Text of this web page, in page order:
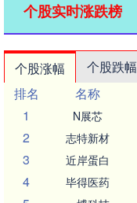
个股实时涨跌榜
个股涨幅 个股跌幅
排名
名称
1
N展芯
2 志特新材
3 近岸蛋白
4 毕得医药